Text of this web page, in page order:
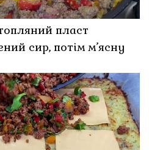
пласт
сир, потім м’ясну